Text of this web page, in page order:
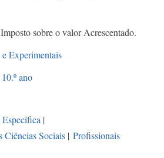
sobre o valor Acrescentado​.
Experimentais
10.º ano
|
Ciências Sociais | Profissionais